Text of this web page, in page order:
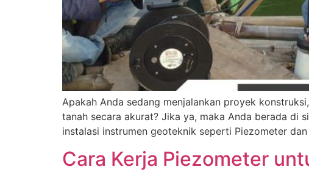
Apakah Anda sedang menjalankan proyek
tanah secara akurat? Jika ya, maka Anda berada di
instalasi instrumen geoteknik seperti Piezometer
Cara Kerja Piezometer